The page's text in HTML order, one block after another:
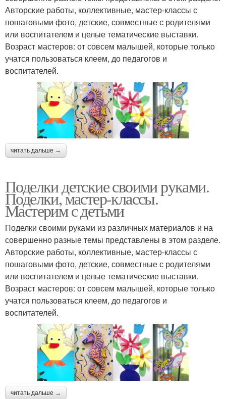
Авторские работы, коллективные, мастер-классы с
пошаговыми фото, детские, совместные с родителями
или воспитателем и целые тематические выставки.
Возраст мастеров: от совсем малышей, которые только
учатся пользоваться клеем, до педагогов и
воспитателей.
читать дальше →
Поделки детские своими руками.
Поделки, мастер-классы.
Мастерим с детьми
Поделки своими руками из различных материалов и на
совершенно разные темы представлены в этом разделе.
Авторские работы, коллективные, мастер-классы с
пошаговыми фото, детские, совместные с родителями
или воспитателем и целые тематические выставки.
Возраст мастеров: от совсем малышей, которые только
учатся пользоваться клеем, до педагогов и
воспитателей.
читать дальше →